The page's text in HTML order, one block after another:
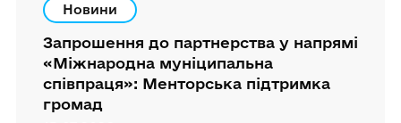
Новини
Запрошення до партнерства у напрямі
«Міжнародна муніципальна
співпраця»: Менторська підтримка
громад